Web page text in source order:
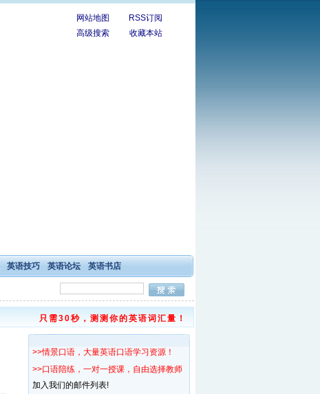
网站地图
RSS订阅
高级搜索
收藏本站
英语技巧 英语论坛 英语书店
只需30秒，测测你的英语词汇量！
>>情景口语，大量英语口语学习资源！
>>口语陪练，一对一授课，自由选择教师！
加入我们的邮件列表!